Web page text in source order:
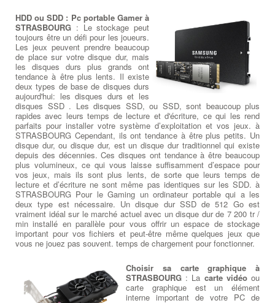
HDD ou SDD : Pc portable Gamer à
STRASBOURG : Le stockage peut
toujours être un défi pour les joueurs.
Les jeux peuvent prendre beaucoup
de place sur votre disque dur, mais
les disques durs plus grands ont
tendance à être plus lents. Il existe
deux types de base de disques durs
aujourd'hui: les disques durs et les
disques SSD . Les disques SSD, ou SSD, sont beaucoup plus
rapides avec leurs temps de lecture et d'écriture, ce qui les rend
parfaits pour installer votre système d’exploitation et vos jeux. à
STRASBOURG Cependant, ils ont tendance à être plus petits. Un
disque dur, ou disque dur, est un disque dur traditionnel qui existe
depuis des décennies. Ces disques ont tendance à être beaucoup
plus volumineux, ce qui vous laisse suffisamment d’espace pour
vos jeux, mais ils sont plus lents, de sorte que leurs temps de
lecture et d’écriture ne sont même pas identiques sur les SDD. à
STRASBOURG Pour le Gaming un ordinateur portable qui a les
deux type est nécessaire. Un disque dur SSD de 512 Go est
vraiment idéal sur le marché actuel avec un disque dur de 7 200 tr /
min installé en parallèle pour vous offrir un espace de stockage
important pour vos fichiers et peut-être même quelques jeux que
vous ne jouez pas souvent. temps de chargement pour fonctionner.
Choisir sa carte graphique à
STRASBOURG : La carte vidéoou
carte graphique est un élément
interne important de votre PC de